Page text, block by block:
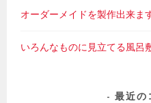
オーダーメイドを製作出来ま
いろんなものに見立てる風呂
最近の